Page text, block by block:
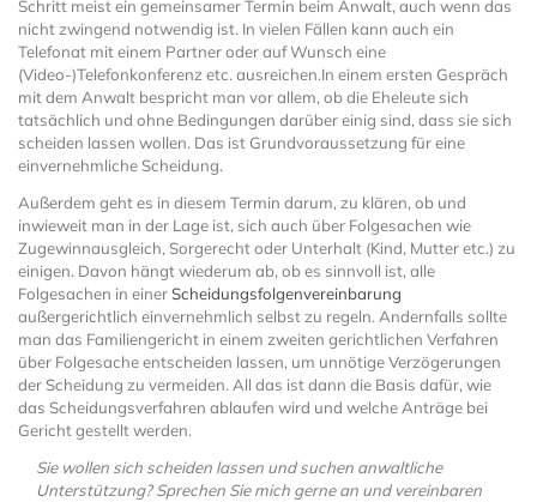
Schritt meist ein gemeinsamer Termin beim Anwalt, auch wenn das
nicht zwingend notwendig ist. In vielen Fällen kann auch ein
Telefonat mit einem Partner oder auf Wunsch eine
(Video-)Telefonkonferenz etc. ausreichen.In einem ersten Gespräch
mit dem Anwalt bespricht man vor allem, ob die Eheleute sich
tatsächlich und ohne Bedingungen darüber einig sind, dass sie sich
scheiden lassen wollen. Das ist Grundvoraussetzung für eine
einvernehmliche Scheidung.
Außerdem geht es in diesem Termin darum, zu klären, ob und
inwieweit man in der Lage ist, sich auch über Folgesachen wie
Zugewinnausgleich, Sorgerecht oder Unterhalt (Kind, Mutter etc.) zu
einigen. Davon hängt wiederum ab, ob es sinnvoll ist, alle
Folgesachen in einerScheidungsfolgenvereinbarung
außergerichtlich einvernehmlich selbst zu regeln. Andernfalls sollte
man das Familiengericht in einem zweiten gerichtlichen Verfahren
über Folgesache entscheiden lassen, um unnötige Verzögerungen
der Scheidung zu vermeiden. All das ist dann die Basis dafür, wie
das Scheidungsverfahren ablaufen wird und welche Anträge bei
Gericht gestellt werden.
Sie wollen sich scheiden lassen und suchen anwaltliche
Unterstützung? Sprechen Sie mich gerne an und vereinbaren